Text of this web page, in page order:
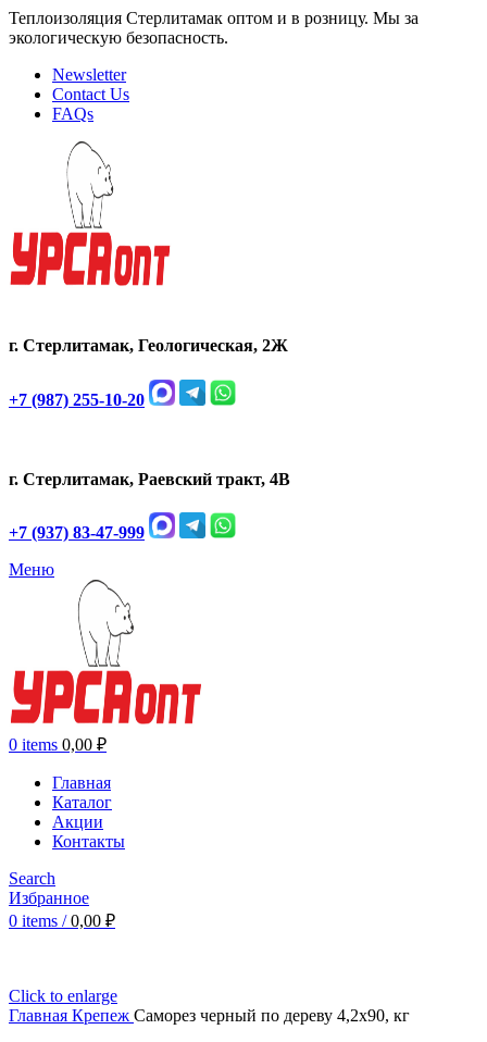
Теплоизоляция Стерлитамак оптом и в розницу. Мы за
экологическую безопасность.
Newsletter
Contact Us
FAQs
г. Стерлитамак, Геологическая, 2Ж
+7 (987) 255-10-20
г. Стерлитамак, Раевский тракт, 4В
+7 (937) 83-47-999
Меню
0 items 0,00 ₽
Главная
Каталог
Акции
Контакты
Search
Избранное
0 items / 0,00 ₽
Click to enlarge
Главная Крепеж Саморез черный по дереву 4,2х90, кг